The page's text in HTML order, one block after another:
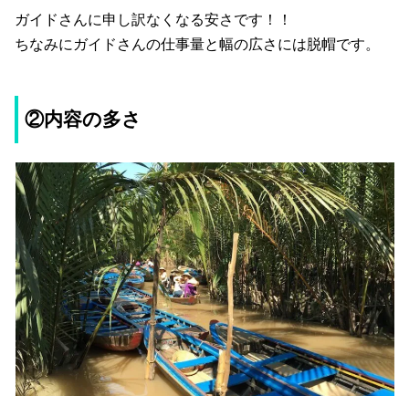
ガイドさんに申し訳なくなる安さです！！
ちなみにガイドさんの仕事量と幅の広さには脱帽です。
②内容の多さ